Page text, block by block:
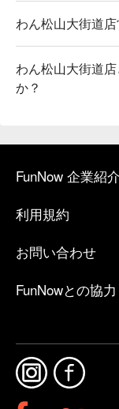
わん松山大街道
わん松山大街道
か？
FunNow 企業紹介
利用規約
お問い合わせ
FunNowとの協力